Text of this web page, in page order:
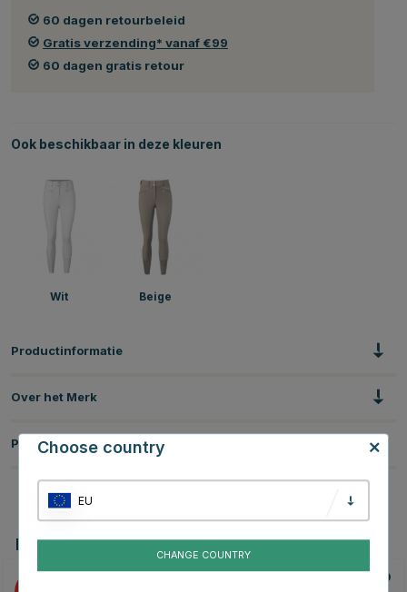
60 dagen retourbeleid
Gratis verzending* vanaf €99
60 dagen gratis retour
Ook beschikbaar in deze kleuren
Wit Beige
Productinformatie
Over het Merk
Productbeoordelingen
Dit vind je misschien ook leuk
Choose country
EU
CHANGE COUNTRY